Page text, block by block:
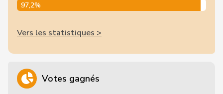
97,2%
Vers les statistiques >
Votes gagnés